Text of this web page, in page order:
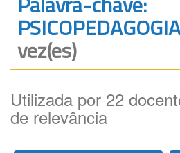
vez(es)
Utilizada por 22
de relevância